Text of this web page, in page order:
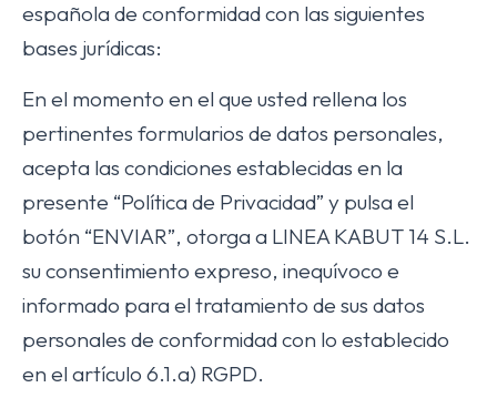
española de conformidad con las siguientes
bases jurídicas:
En el momento en el que usted rellena los
pertinentes formularios de datos personales,
acepta las condiciones establecidas en la
presente “Política de Privacidad” y pulsa el
botón “ENVIAR”, otorga a LINEA KABUT 14 S.L.
su consentimiento expreso, inequívoco e
informado para el tratamiento de sus datos
personales de conformidad con lo establecido
en el artículo 6.1.a) RGPD.